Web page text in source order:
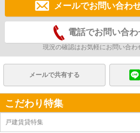
メールでお問い合わ
電話でお問い合
現況の確認はお気軽にお問い合わ
メールで共有する
こだわり特集
戸建賃貸特集